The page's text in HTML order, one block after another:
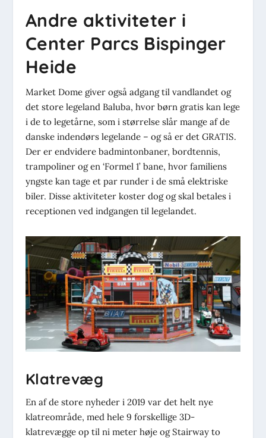
Andre aktiviteter i
Center Parcs Bispinger
Heide
Market Dome giver også adgang til vandlandet og
det store legeland Baluba, hvor børn gratis kan lege
i de to legetårne, som i størrelse slår mange af de
danske indendørs legelande – og så er det GRATIS.
Der er endvidere badmintonbaner, bordtennis,
trampoliner og en ‘Formel 1’ bane, hvor familiens
yngste kan tage et par runder i de små elektriske
biler. Disse aktiviteter koster dog og skal betales i
receptionen ved indgangen til legelandet.
Klatrevæg
En af de store nyheder i 2019 var det helt nye
klatreområde, med hele 9 forskellige 3D-
klatrevægge op til ni meter høje og Stairway to